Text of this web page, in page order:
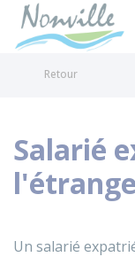
Retour
Salarié
Un salarié